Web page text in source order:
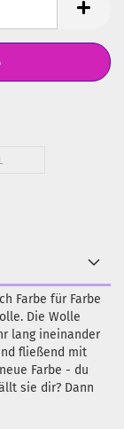
Farbe für Farbe
Die Wolle
lang ineinander
fließend mit
Farbe - du
sie dir? Dann